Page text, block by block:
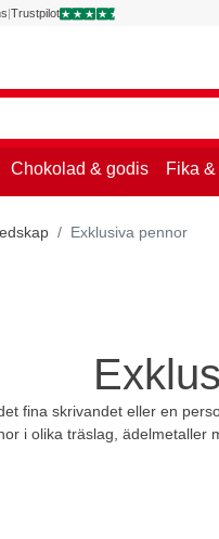
|Trustpilot
Chokolad & godis Fika
Exklusiva pennor
fina skrivandet eller en
i olika träslag, ädelmetaller